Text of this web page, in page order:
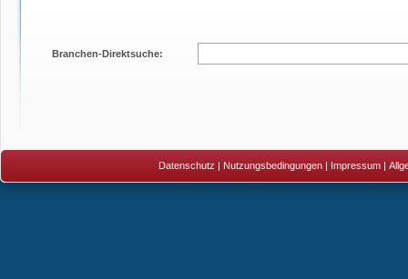
Branchen-Direktsuche:
Datenschutz | Nutzungsbedingungen | Impressum |